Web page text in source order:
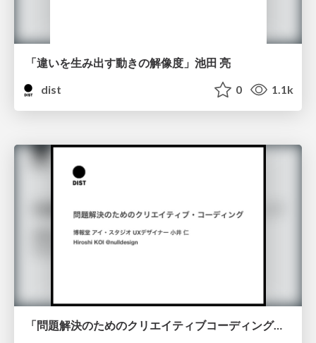
「違いを生み出す動きの解像度」池田 亮
dist
0 1.1k
「問題解決のためのクリエイティブコーディング」博報堂 アイ・スタジオ UXデザイナー 小井 仁